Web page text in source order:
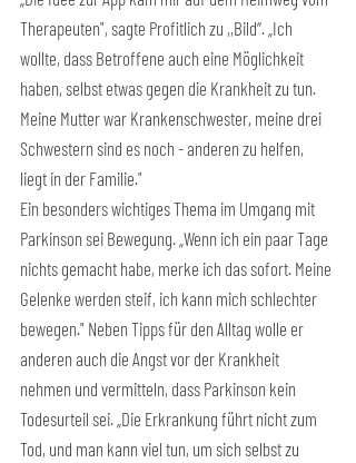
Therapeuten", sagte Profitlich zu ,,Bild“. „Ich
wollte, dass Betroffene auch eine Möglichkeit
haben, selbst etwas gegen die Krankheit zu tun.
Meine Mutter war Krankenschwester, meine drei
Schwestern sind es noch - anderen zu helfen,
liegt in der Familie."
Ein besonders wichtiges Thema im Umgang mit
Parkinson sei Bewegung. „Wenn ich ein paar Tage
nichts gemacht habe, merke ich das sofort. Meine
Gelenke werden steif, ich kann mich schlechter
bewegen." Neben Tipps für den Alltag wolle er
anderen auch die Angst vor der Krankheit
nehmen und vermitteln, dass Parkinson kein
Todesurteil sei. „Die Erkrankung führt nicht zum
Tod, und man kann viel tun, um sich selbst zu